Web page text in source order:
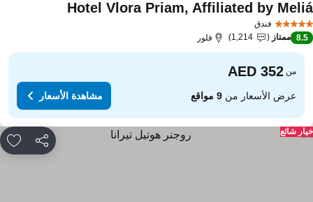
فندق
Hotel Vlora Priam, Affiliated by
8.5 ممتاز 1,214 فلور
من
عرض الأسعار من9 مواقع مشاهدة الأسعار
مشاركة
شائع